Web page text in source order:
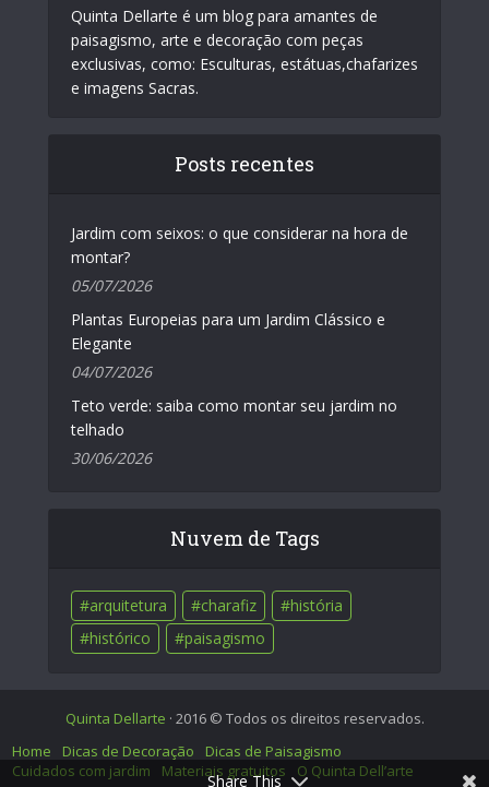
Quinta Dellarte é um blog para amantes de
paisagismo, arte e decoração com peças
exclusivas, como: Esculturas, estátuas,chafarizes
e imagens Sacras.
Posts recentes
Jardim com seixos: o que considerar na hora de
montar?
05/07/2026
Plantas Europeias para um Jardim Clássico e
Elegante
04/07/2026
Teto verde: saiba como montar seu jardim no
telhado
30/06/2026
Nuvem de Tags
arquitetura charafiz
história
histórico
paisagismo
Quinta Dellarte · 2016 © Todos os direitos reservados.
Home
Dicas de Decoração
Dicas de Paisagismo
Cuidados com jardim
Materiais gratuitos O Quinta Dell’arte
Share This